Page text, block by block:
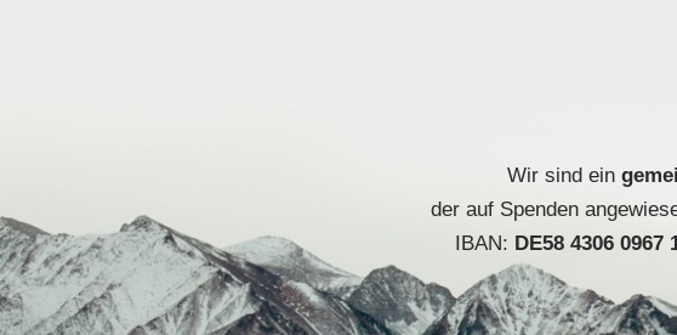
Wir sind ein
der auf Spenden
IBAN: DE58 4306 0967